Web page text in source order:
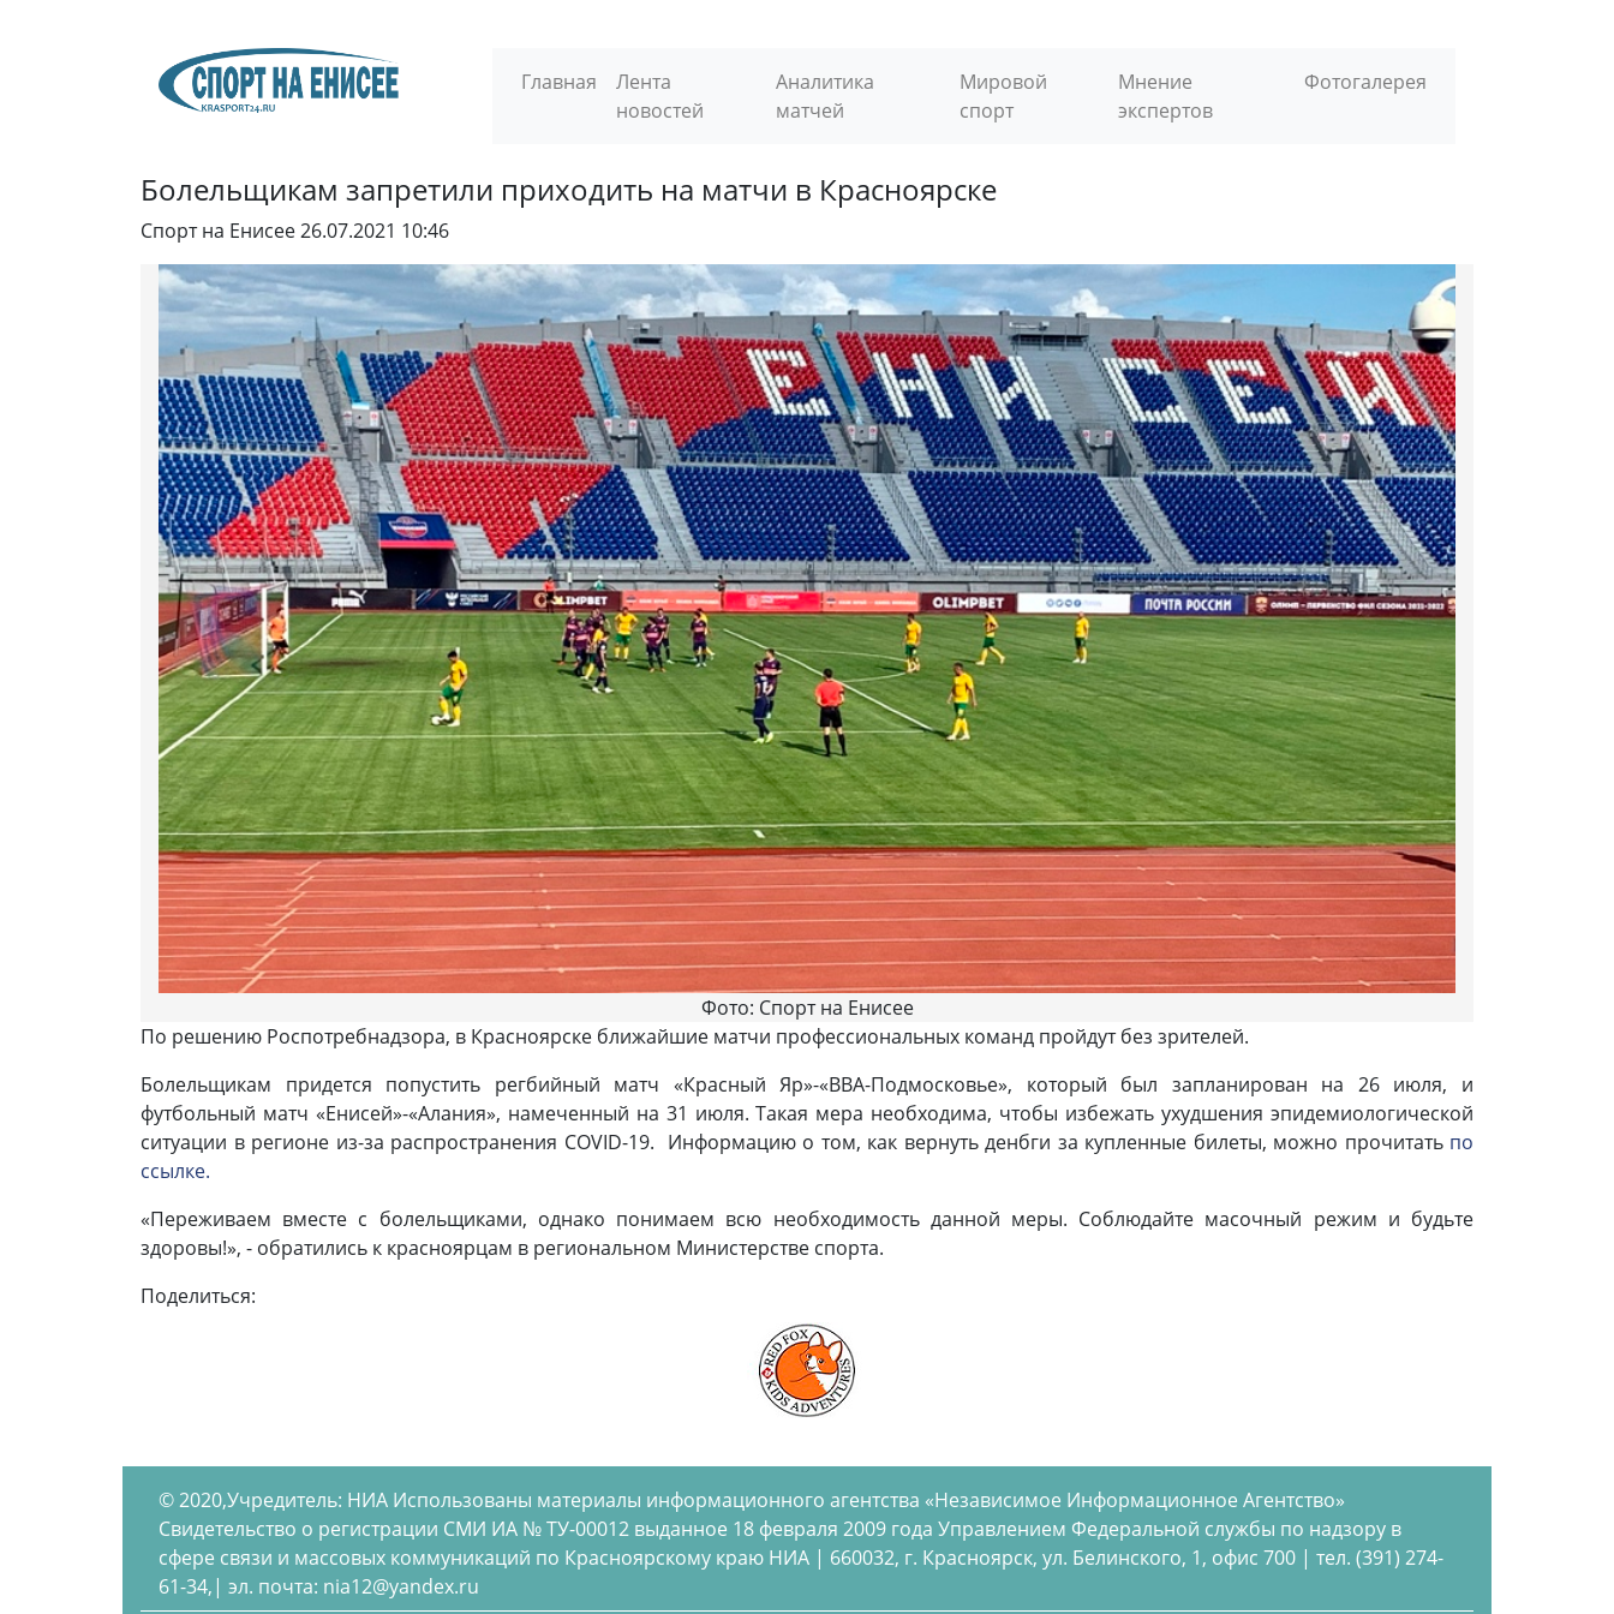
Главная
Лента
новостей
Аналитика
матчей
Мировой
спорт
Мнение
экспертов
Фотогалерея
Болельщикам запретили приходить на матчи в Красноярске
Спорт на Енисее26.07.2021 10:46
Фото: Спорт на Енисее
По решению Роспотребнадзора, в Красноярске ближайшие матчи профессиональных команд пройдут без зрителей.
Болельщикам придется попустить регбийный матч «Красный Яр»-«ВВА-Подмосковье», который был запланирован на 26 июля, и
футбольный матч «Енисей»-«Алания», намеченный на 31 июля. Такая мера необходима, чтобы избежать ухудшения эпидемиологической
ситуации в регионе из-за распространения COVID-19. Информацию о том, как вернуть денбги за купленные билеты, можно прочитать по
ссылке.
«Переживаем вместе с болельщиками, однако понимаем всю необходимость данной меры. Соблюдайте масочный режим и будьте
здоровы!», - обратились к красноярцам в региональном Министерстве спорта.
Поделиться:
© 2020,Учредитель: НИА Использованы материалы информационного агентства «Независимое Информационное Агентство»
Свидетельство о регистрации СМИ ИА № ТУ-00012 выданное 18 февраля 2009 года Управлением Федеральной службы по надзору в
сфере связи и массовых коммуникаций по Красноярскому краю НИА | 660032, г. Красноярск, ул. Белинского, 1, офис 700 | тел. (391) 274-
61-34,| эл. почта: nia12@yandex.ru